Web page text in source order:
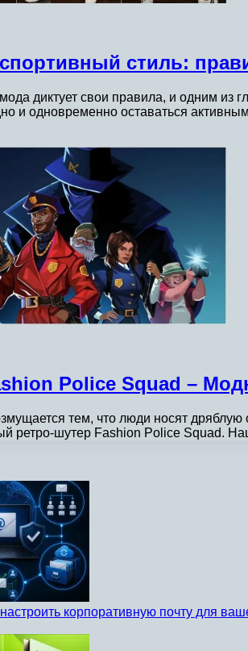
стиль:
диктует свои правила, и одним из
и одновременно оставаться
Police Squad –
тем, что люди носят
ретро-шутер Fashion Police Squad.
корпоративную почту для